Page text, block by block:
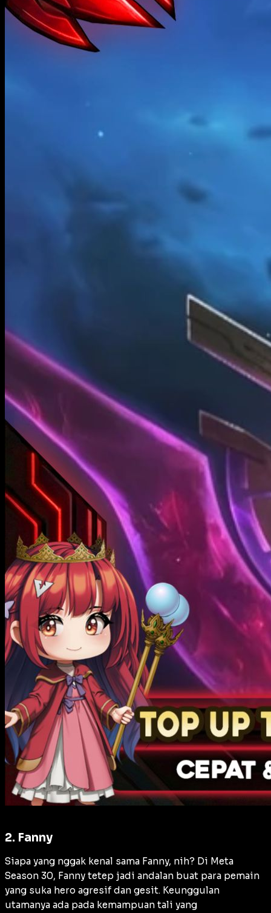
2. Fanny
Siapa yang nggak kenal sama Fanny, nih? Di Meta
Season 30, Fanny tetep jadi andalan buat para pemain
yang suka hero agresif dan gesit. Keunggulan
utamanya ada pada kemampuan tali yang